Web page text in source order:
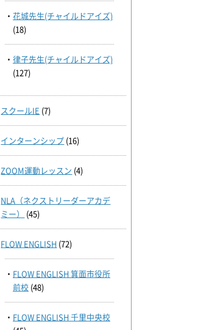
花城先生(チャイルドアイズ)
(18)
律子先生(チャイルドアイズ)
(127)
スクールIE (7)
インターンシップ (16)
ZOOM運動レッスン (4)
NLA（ネクストリーダーアカデ
ミー）
(45)
FLOW ENGLISH (72)
FLOW ENGLISH 箕面市役所
前校(48)
FLOW ENGLISH 千里中央校